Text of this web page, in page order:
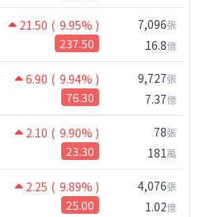
21.50 ( 9.95% )
237.50
7,096張
16.8億
6.90 ( 9.94% )
76.30
9,727張
7.37億
2.10 ( 9.90% )
23.30
78張
181萬
2.25 ( 9.89% )
25.00
4,076張
1.02億